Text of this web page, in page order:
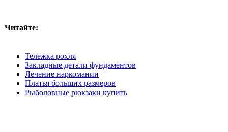
Читайте:
Тележка рохля
Закладные детали фундаментов
Лечение наркомании
Платья больших размеров
Рыболовные рюкзаки купить